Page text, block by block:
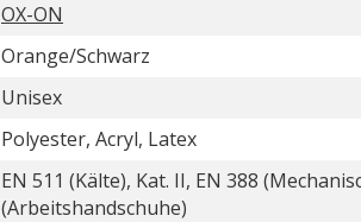
OX-ON
Orange/Schwarz
Unisex
Polyester, Acryl, Latex
EN 511 (Kälte), Kat. II, EN 388
(Arbeitshandschuhe)